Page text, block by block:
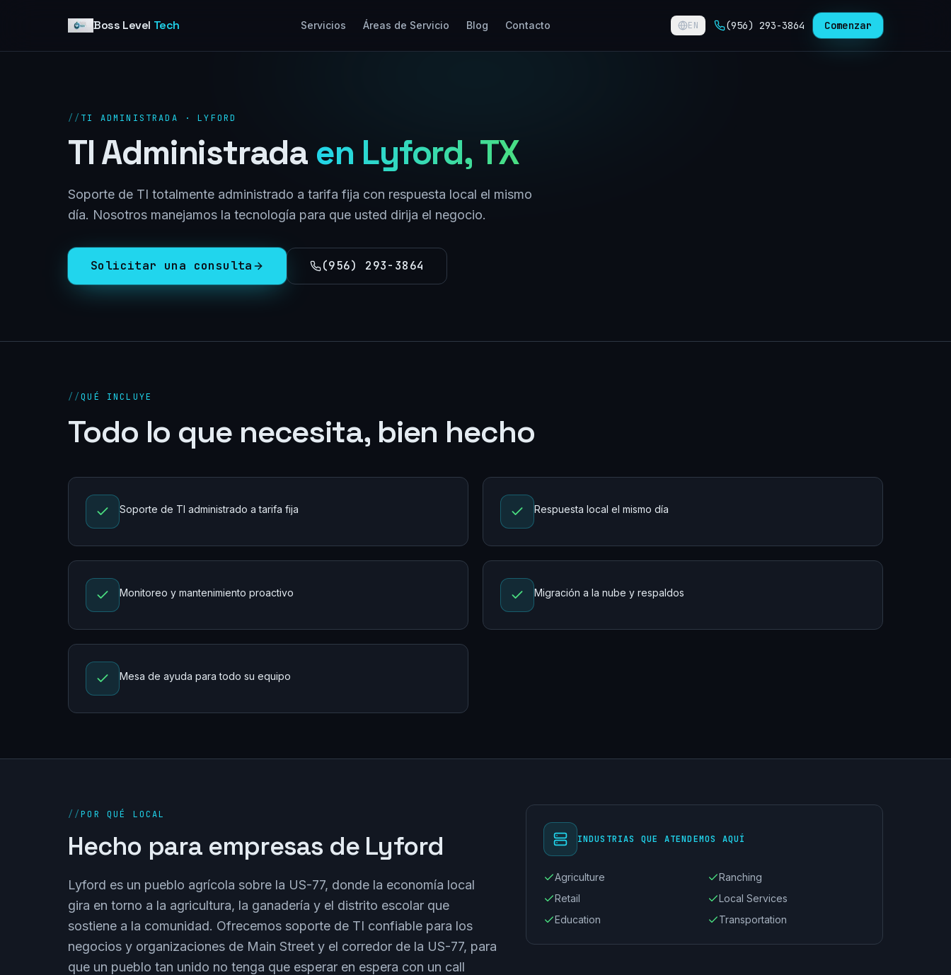
Boss Level Tech Servicios Áreas de Servicio Blog Contacto EN (956) 293-3864 Comenzar
// TI ADMINISTRADA · LYFORD
TI Administrada en Lyford, TX
Soporte de TI totalmente administrado a tarifa fija con respuesta local el mismo
día. Nosotros manejamos la tecnología para que usted dirija el negocio.
Solicitar una consulta (956) 293-3864
//QUÉ INCLUYE
Todo lo que necesita, bien hecho
Soporte de TI administrado a tarifa fija Respuesta local el mismo día
Monitoreo y mantenimiento proactivo Migración a la nube y respaldos
Mesa de ayuda para todo su equipo
//POR QUÉ LOCAL
Hecho para empresas de Lyford
Lyford es un pueblo agrícola sobre la US-77, donde la economía local
gira en torno a la agricultura, la ganadería y el distrito escolar que
sostiene a la comunidad. Ofrecemos soporte de TI confiable para los
negocios y organizaciones de Main Street y el corredor de la US-77, para
que un pueblo tan unido no tenga que esperar en espera con un call
INDUSTRIAS QUE ATENDEMOS AQUÍ
Agriculture
Ranching
Retail
Local Services
Education
Transportation